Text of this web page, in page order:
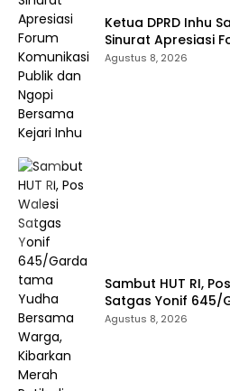
Ketua DPRD Inhu
Sinurat Apresiasi
Komunikasi Publik
Agustus 8, 2026
Sambut HUT RI,
Satgas Yonif 645/
Yudha Bersama
Agustus 8, 2026